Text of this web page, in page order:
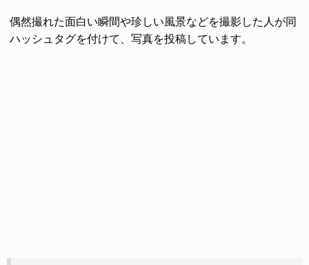
偶然撮れた面白い瞬間や珍しい風景などを撮影した人が同
ハッシュタグを付けて、写真を投稿しています。